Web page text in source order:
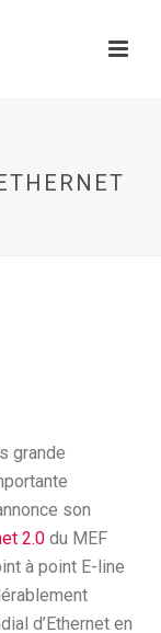
grande
son
2.0 du MEF
à point E-line
d’Ethernet en